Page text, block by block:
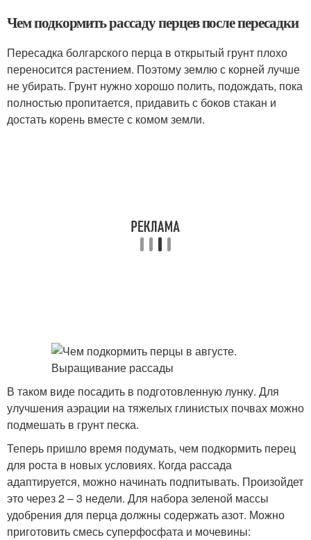
Чем подкормить рассаду перцев после пересадки
Пересадка болгарского перца в открытый грунт плохо
переносится растением. Поэтому землю с корней лучше
не убирать. Грунт нужно хорошо полить, подождать, пока
полностью пропитается, придавить с боков стакан и
достать корень вместе с комом земли.
В таком виде посадить в подготовленную лунку. Для
улучшения аэрации на тяжелых глинистых почвах можно
подмешать в грунт песка.
Теперь пришло время подумать, чем подкормить перец
для роста в новых условиях. Когда рассада
адаптируется, можно начинать подпитывать. Произойдет
это через 2 – 3 недели. Для набора зеленой массы
удобрения для перца должны содержать азот. Можно
приготовить смесь суперфосфата и мочевины: